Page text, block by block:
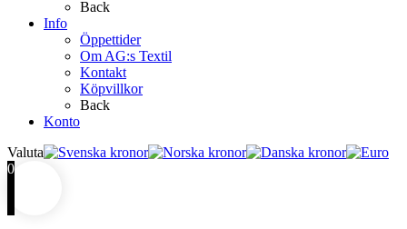
Back
Info
Öppettider
Om AG:s Textil
Kontakt
Köpvillkor
Back
Konto
Valuta
0